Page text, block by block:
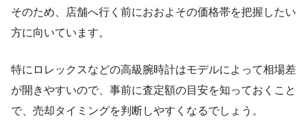
そのため、店舗へ行く前におおよその価格帯を把握したい
方に向いています。
特にロレックスなどの高級腕時計はモデルによって相場差
が開きやすいので、事前に査定額の目安を知っておくこと
で、売却タイミングを判断しやすくなるでしょう。